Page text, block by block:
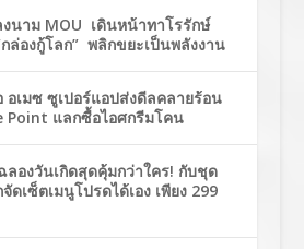
นาม MOU เดินหน้าทาโรรักษ์
ล่องกู้โลก” พลิกขยะเป็นพลังงาน
เมซ ซูเปอร์แอปส่งดีลคลายร้อน
Point แลกซื้อไอศกรีมโคน
องวันเกิดสุดคุ้มกว่าใคร! กับชุด
จัดเซ็ตเมนูโปรดได้เอง เพียง 299